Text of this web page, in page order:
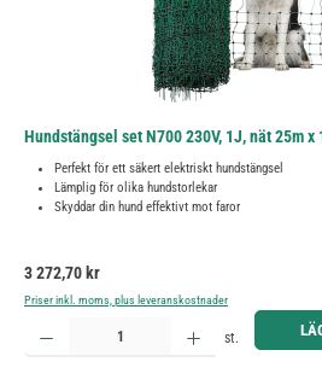
Hundstängsel set N700 230V, 1J, nät 25m x
Perfekt för ett säkert elektriskt hundstängsel
Lämplig för olika hundstorlekar
Skyddar din hund effektivt mot faror
Ordinarie pris:
3 272,70 kr
Priser inkl. moms, plus leveranskostnader
Produktkvantitet: Ange önskat belopp eller använd
st.